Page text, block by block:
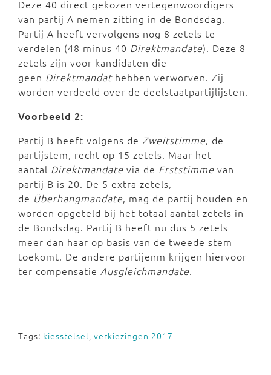
Deze 40 direct gekozen vertegenwoordigers
van partij A nemen zitting in de Bondsdag.
Partij A heeft vervolgens nog 8 zetels te
verdelen (48 minus 40 Direktmandate). Deze 8
zetels zijn voor kandidaten die
geen Direktmandathebben verworven. Zij
worden verdeeld over de deelstaatpartijlijsten.
Voorbeeld 2:
Partij B heeft volgens de Zweitstimme, de
partijstem, recht op 15 zetels. Maar het
aantal Direktmandate via de Erststimme van
partij B is 20. De 5 extra zetels,
de Überhangmandate, mag de partij houden en
worden opgeteld bij het totaal aantal zetels in
de Bondsdag. Partij B heeft nu dus 5 zetels
meer dan haar op basis van de tweede stem
toekomt. De andere partijenm krijgen hiervoor
ter compensatie Ausgleichmandate.
Tags: kiesstelsel, verkiezingen 2017